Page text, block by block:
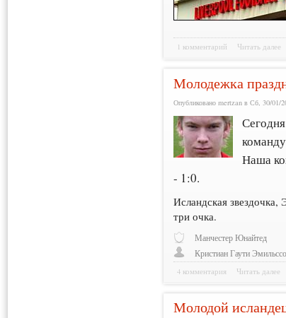
1 комментарий Читать далее
Молодежка
Опубликовано mertzan в Сб, 30/01/
Наша
- 1:0.
Исландская
три очка.
Манчестер Юнайтед
Кристиан Гаути
4 комментария Читать далее
Молодой